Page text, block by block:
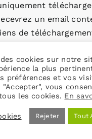
un email
de
Cliquez ici pour la
Ajouter au
panier
Détails
cookies sur notre
la plus
préférences et vos
vous
les cookies. En
Rejeter Tout